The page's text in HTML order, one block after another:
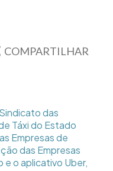
COMPARTILHAR
das
Táxi do Estado
Empresas de
das Empresas
e o aplicativo Uber,